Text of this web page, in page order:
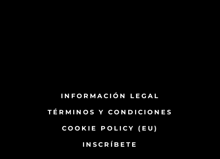
INFORMACIÓN LEGAL
TÉRMINOS Y CONDICIONES
COOKIE POLICY (EU)
INSCRÍBETE​